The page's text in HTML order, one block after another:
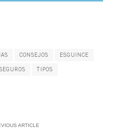
CONSEJOS ESGUINCE
TIPOS
ARTICLE